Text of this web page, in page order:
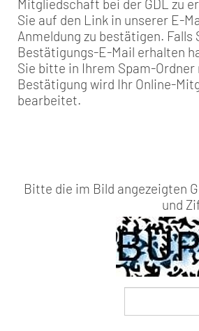
Mitgliedschaft bei der GDL zu
Sie auf den Link in unserer E-
Anmeldung zu bestätigen. Falls
Bestätigungs-E-Mail erhalten
Sie bitte in Ihrem Spam-Ordner
Bestätigung wird Ihr Online-
bearbeitet.
Bitte die im Bild angezeigten
und